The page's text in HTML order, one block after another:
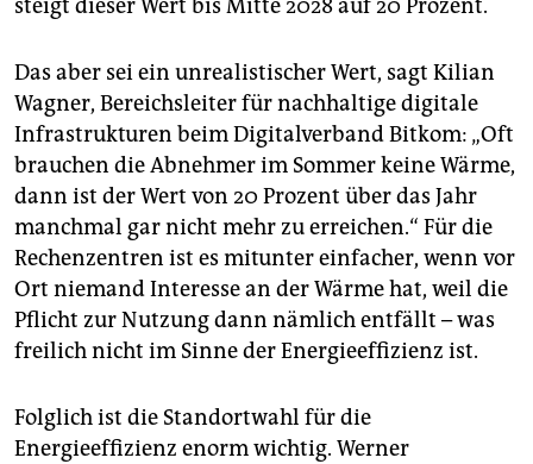
steigt dieser Wert bis Mitte 2028 auf 20 Prozent.
Das aber sei ein unrealistischer Wert, sagt Kilian
Wagner, Bereichsleiter für nachhaltige digitale
Infrastrukturen beim Digitalverband Bitkom: „Oft
brauchen die Abnehmer im Sommer keine Wärme,
dann ist der Wert von 20 Prozent über das Jahr
manchmal gar nicht mehr zu erreichen.“ Für die
Rechenzentren ist es mitunter einfacher, wenn vor
Ort niemand Interesse an der Wärme hat, weil die
Pflicht zur Nutzung dann nämlich entfällt – was
freilich nicht im Sinne der Energieeffizienz ist.
Folglich ist die Standortwahl für die
Energieeffizienz enorm wichtig. Werner